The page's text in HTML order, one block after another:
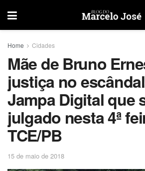
Home Cidades
Mãe de Bruno
justiça no
Jampa Digital que
julgado nesta 4ª
TCE/PB
15 de maio de 2018